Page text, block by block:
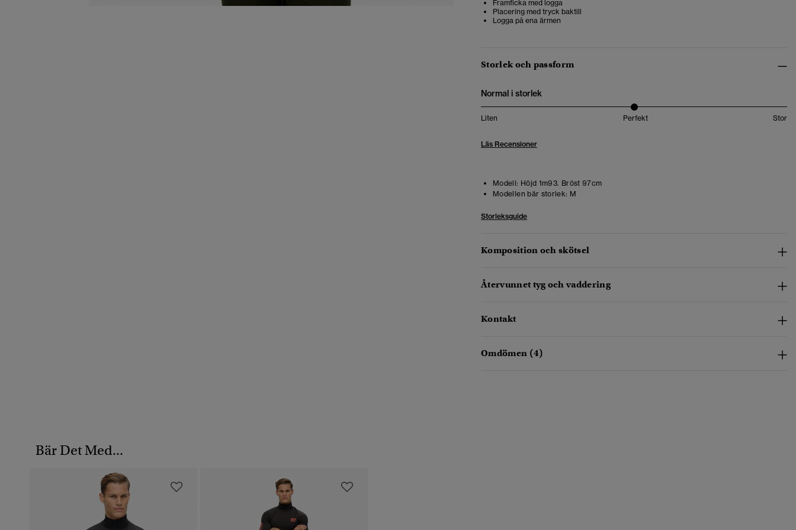
Framficka med logga
Placering med tryck baktill
Logga på ena ärmen
Storlek och passform
Normal i storlek
Liten Perfekt Stor
Läs Recensioner
Modell: Höjd 1m93. Bröst 97cm
Modellen bär storlek: M
Storleksguide
Komposition och skötsel
Återvunnet tyg och vaddering
Kontakt
Omdömen (4)
Bär Det Med...